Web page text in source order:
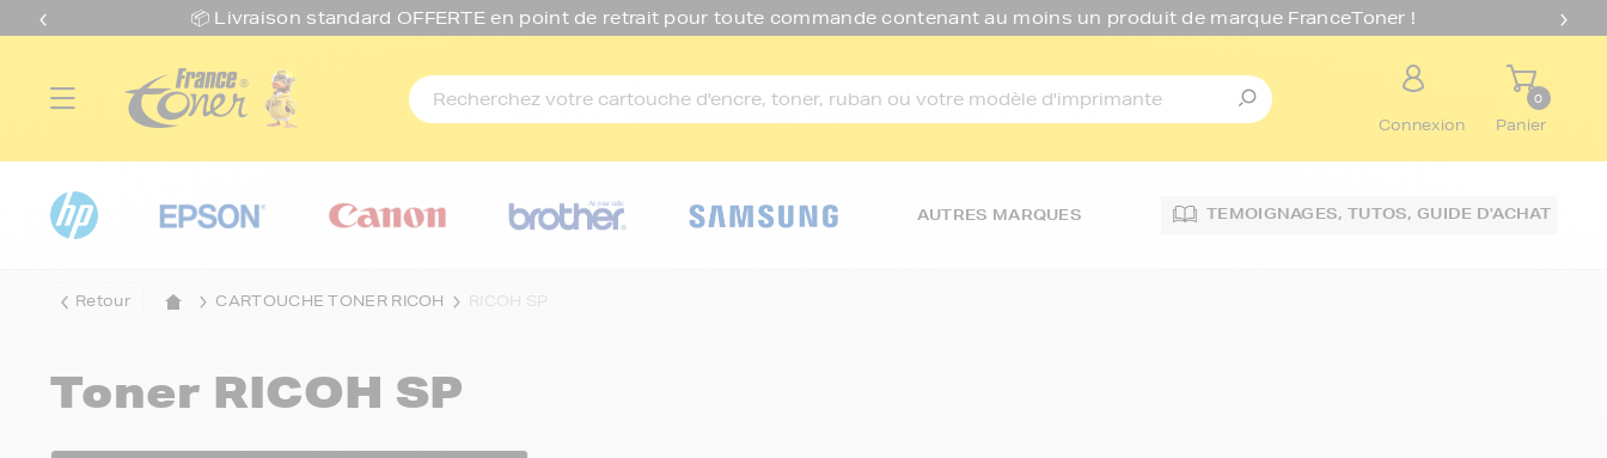
📦 Livraison standard OFFERTE en point de retrait pour toute commande contenant au moins un produit de marque FranceToner !
Connexion
0
Panier
AUTRES MARQUES TEMOIGNAGES, TUTOS,GUIDE D'ACHAT
Retour CARTOUCHE TONER RICOH RICOH SP
Toner RICOH SP